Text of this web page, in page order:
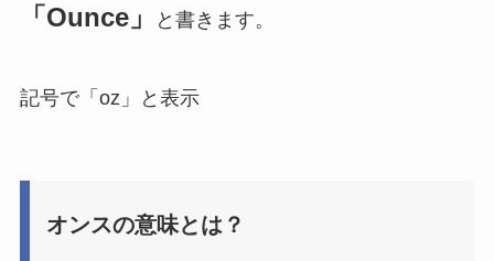
「Ounce」 と書きます。
記号で「oz」と表示
オンスの意味とは？